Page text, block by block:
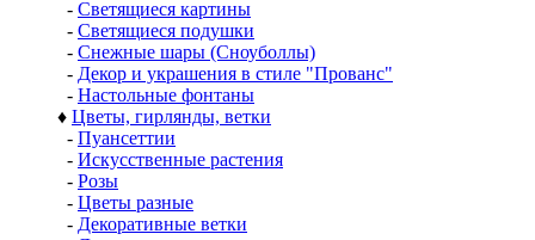
- Светящиеся картины
- Светящиеся подушки
- Снежные шары (Сноуболлы)
- Декор и украшения в стиле "Прованс"
- Настольные фонтаны
♦ Цветы, гирлянды, ветки
- Пуансеттии
- Искусственные растения
- Розы
- Цветы разные
- Декоративные ветки